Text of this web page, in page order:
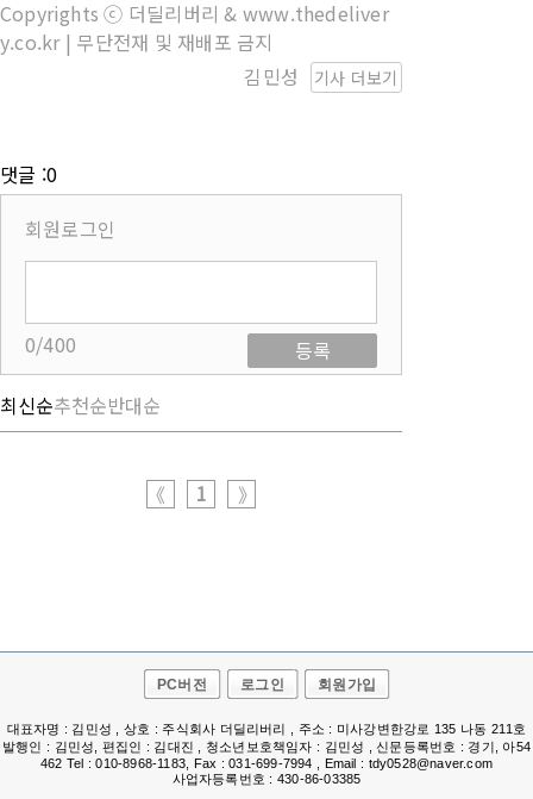
Copyrights ⓒ 더딜리버리 & www.thedeliver
y.co.kr | 무단전재 및 재배포 금지
기사 더보기
김민성
댓글 :0
회원로그인
0/400
등록
최신순추천순반대순
《 1 》
PC버전 로그인 회원가입
대표자명 : 김민성 , 상호 : 주식회사 더딜리버리 , 주소 : 미사강변한강로 135 나동 211호
발행인 : 김민성, 편집인 : 김대진 , 청소년보호책임자 : 김민성 , 신문등록번호 : 경기, 아54
462 Tel : 010-8968-1183, Fax : 031-699-7994 , Email : tdy0528@naver.com
사업자등록번호 : 430-86-03385